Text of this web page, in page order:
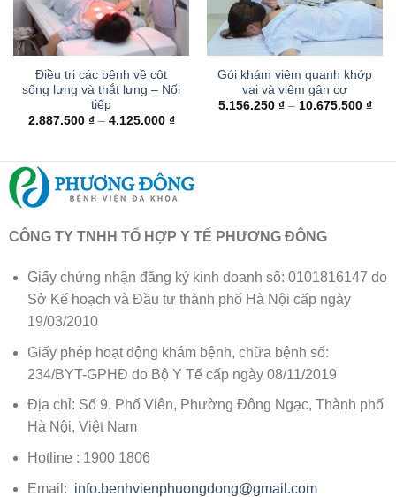
Điều trị các bệnh về cột
sống lưng và thắt lưng – Nối
tiếp
2.887.500 ₫ – 4.125.000 ₫Khoảng
đến
4.125.000 ₫
Gói khám viêm quanh khớp
vai và viêm gân cơ
5.156.250 ₫ – 10.675.500 ₫
CÔNG TY TNHH TỔ HỢP Y TẾ PHƯƠNG ĐÔNG
Giấy chứng nhận đăng ký kinh doanh số: 0101816147 do
Sở Kế hoạch và Đầu tư thành phố Hà Nội cấp ngày
19/03/2010
Giấy phép hoạt động khám bệnh, chữa bệnh số:
234/BYT-GPHĐ do Bộ Y Tế cấp ngày 08/11/2019
Địa chỉ: Số 9, Phố Viên, Phường Đông Ngạc, Thành phố
Hà Nội, Việt Nam
Hotline : 1900 1806
Email: info.benhvienphuongdong@gmail.com